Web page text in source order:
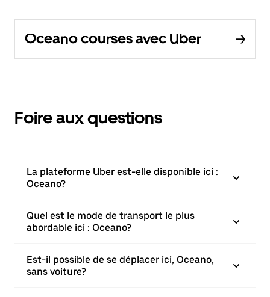
Oceano courses avec Uber
Foire aux questions
La plateforme Uber est-elle disponible ici :
Oceano?
Quel est le mode de transport le plus
abordable ici : Oceano?
Est-il possible de se déplacer ici, Oceano,
sans voiture?